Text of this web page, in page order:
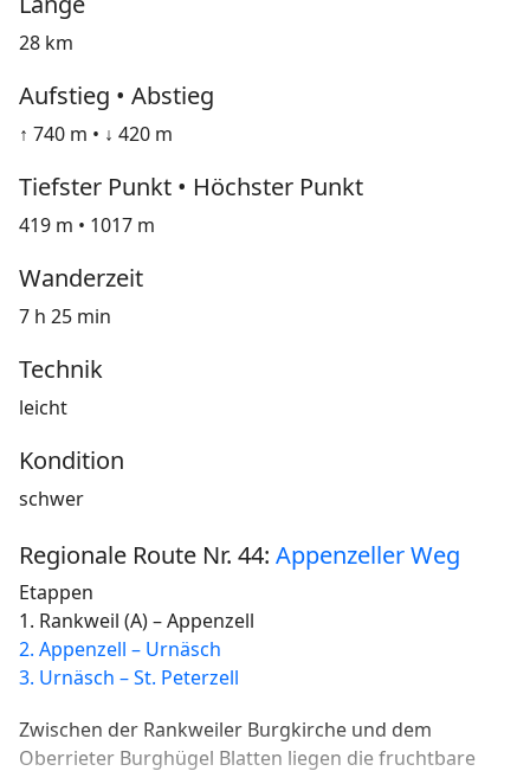
28 km
Aufstieg • Abstieg
↑ 740 m • ↓ 420 m
Tiefster Punkt • Höchster Punkt
419 m • 1017 m
Wanderzeit
7 h 25 min
Technik
leicht
Kondition
schwer
Regionale Route Nr. 44: Appenzeller Weg
Etappen
1. Rankweil (A) – Appenzell
2. Appenzell – Urnäsch
3. Urnäsch – St. Peterzell
Zwischen der Rankweiler Burgkirche und dem
Oberrieter Burghügel Blatten liegen die fruchtbare